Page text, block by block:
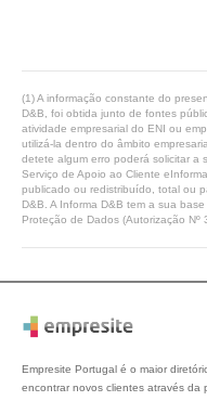
(1) A informação constante do
D&B, foi obtida junto de fontes
atividade empresarial do ENI ou
utilizá-la dentro do âmbito
detete algum erro poderá solicitar a
Serviço de Apoio ao Cliente
publicado ou redistribuído, total ou
D&B. A Informa D&B tem a sua
Proteção de Dados (Autorização Nº
Empresite Portugal é o maior
encontrar novos clientes através